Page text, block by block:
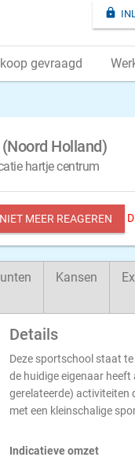
Holland)
hartje centrum
MEER REAGEREN
Kansen
Details
Deze sportschool staat
de huidige eigenaar heeft
gerelateerde) activiteiten
met een kleinschalige
Indicatieve omzet

gevraagd